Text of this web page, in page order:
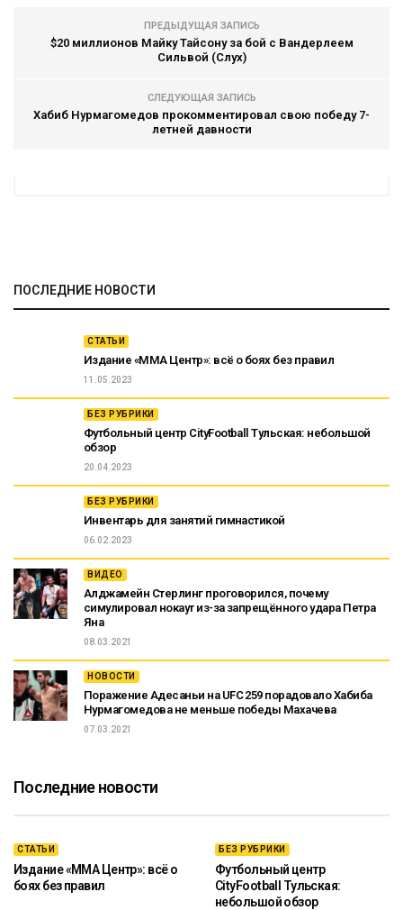
ПРЕДЫДУЩАЯ ЗАПИСЬ
$20 миллионов Майку Тайсону за бой с Вандерлеем
Сильвой (Слух)
СЛЕДУЮЩАЯ ЗАПИСЬ
Хабиб Нурмагомедов прокомментировал свою победу 7-
летней давности
ПОСЛЕДНИЕ НОВОСТИ
СТАТЬИ
Издание «ММА Центр»: всё о боях без правил
11.05.2023
БЕЗ РУБРИКИ
Футбольный центр CityFootball Тульская: небольшой
обзор
20.04.2023
БЕЗ РУБРИКИ
Инвентарь для занятий гимнастикой
06.02.2023
ВИДЕО
Алджамейн Стерлинг проговорился, почему
симулировал нокаут из-за запрещённого удара Петра
Яна
08.03.2021
НОВОСТИ
Поражение Адесаньи на UFC 259 порадовало Хабиба
Нурмагомедова не меньше победы Махачева
07.03.2021
Последние новости
СТАТЬИ
Издание «ММА Центр»: всё о
боях без правил
БЕЗ РУБРИКИ
Футбольный центр
CityFootball Тульская:
небольшой обзор